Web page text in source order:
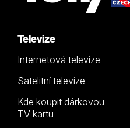
Televize
Internetová televize
Satelitní televize
Kde koupit dárkovou
TV kartu